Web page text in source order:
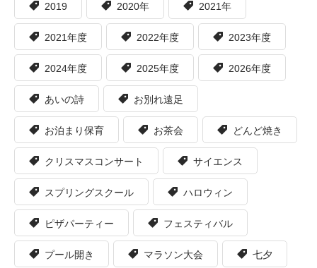
2019 2020年 2021年
2021年度 2022年度 2023年度
2024年度 2025年度 2026年度
あいの詩 お別れ遠足
お泊まり保育 お茶会 どんど焼き
クリスマスコンサート サイエンス
スプリングスクール ハロウィン
ピザパーティー フェスティバル
プール開き マラソン大会 七夕